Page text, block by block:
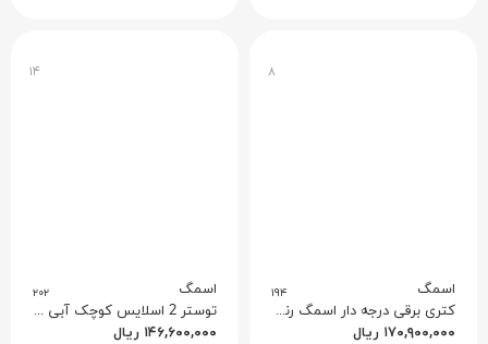
۸
اسمگ ۱۹۴
کتری برقی درجه دار اسمگ رنگ سبز پاستیلی مدل KLF04
۱۷۰,۹۰۰,۰۰۰ ریال
۱۴
اسمگ ۲۰۲
توستر 2 اسلایس کوچک آبی پاستیلی اسمگ مدل TSF01
۱۴۶,۶۰۰,۰۰۰ ریال